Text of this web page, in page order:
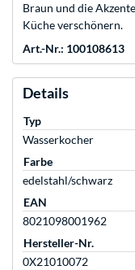
Braun und die
Küche verschönern.
Art.-Nr.: 100108613
Details
Typ
Wasserkocher
Farbe
edelstahl/schwarz
EAN
8021098001962
Hersteller-Nr.
0X21010072